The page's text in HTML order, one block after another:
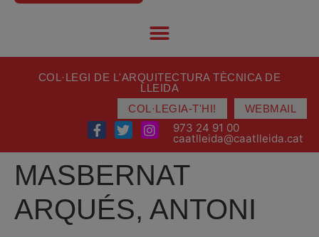
COL·LEGI DE L'ARQUITECTURA TÈCNICA DE
LLEIDA
COL·LEGIA-T'HI!
WEBMAIL
973 24 91 00
caatlleida@caatlleida.cat
MASBERNAT
ARQUÉS, ANTONI